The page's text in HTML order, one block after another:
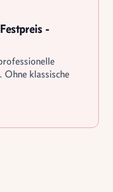
-
klassische